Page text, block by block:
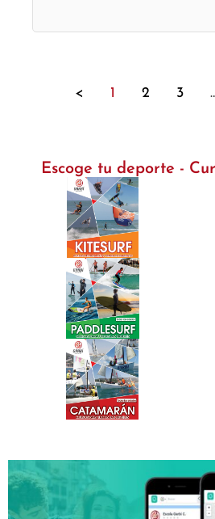
< 1 2 3
Escoge tu deporte -